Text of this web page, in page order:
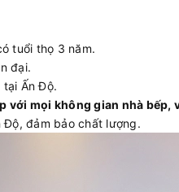
tuổi thọ 3 năm.
đại.
tại Ấn Độ.
với mọi không gian nhà bếp,
Độ, đảm bảo chất lượng.